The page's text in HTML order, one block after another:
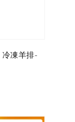
凍羊排-